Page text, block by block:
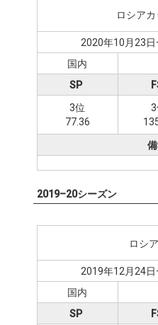
ロシア
2020年10月23
国内
SP
3位
77.36
3
2019–20シーズン
ロシ
2019年12月24
国内
SP